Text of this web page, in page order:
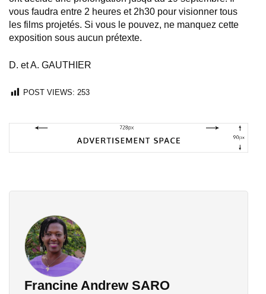
vous faudra entre 2 heures et 2h30 pour visionner tous
les films projetés. Si vous le pouvez, ne manquez cette
exposition sous aucun prétexte.
D. et A. GAUTHIER
POST VIEWS: 253
Francine Andrew SARO